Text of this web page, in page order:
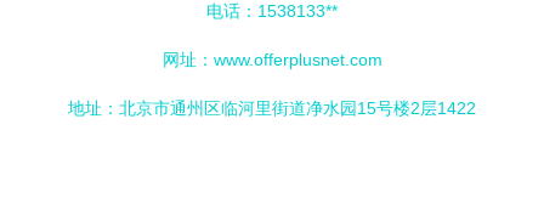
电话：1538133**
网址： www.offerplusnet.com
地址：北京市通州区临河里街道净水园15号楼2层1422